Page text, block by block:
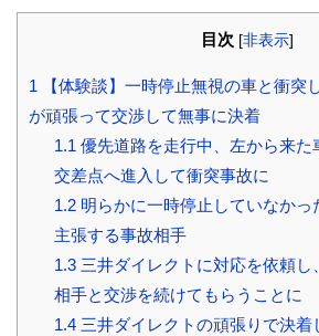
目次 [非表示]
1 【体験談】一時停止無視の車と衝突
が頑張って交渉して無事に決着
1.1 優先道路を走行中、左から来た
交差点へ進入して衝突事故に
1.2明らかに一時停止していなかっ
主張する事故相手
1.3三井ダイレクトに対応を依頼し
相手と交渉を続けてもらうことに
1.4三井ダイレクトの頑張りで決着